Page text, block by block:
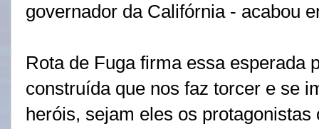
governador da Califórnia - acabou
Rota de Fuga firma essa esperada
construída que nos faz torcer e se
heróis, sejam eles os